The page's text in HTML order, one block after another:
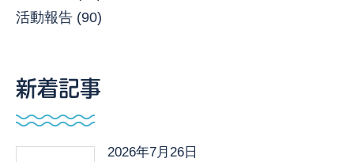
活動報告 (90)
新着記事
2026年7月26日